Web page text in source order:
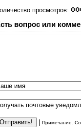
просмотров:
вопрос или
имя
почтовые
Примечание.